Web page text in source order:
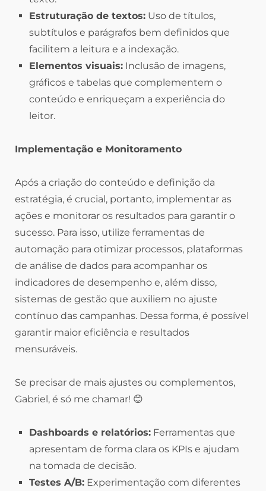
Estruturação de textos: Uso de títulos,
subtítulos e parágrafos bem definidos que
facilitem a leitura e a indexação.
Elementos visuais: Inclusão de imagens,
gráficos e tabelas que complementem o
conteúdo e enriqueçam a experiência do
leitor.
Implementação e Monitoramento
Após a criação do conteúdo e definição da
estratégia, é crucial, portanto, implementar as
ações e monitorar os resultados para garantir o
sucesso. Para isso, utilize ferramentas de
automação para otimizar processos, plataformas
de análise de dados para acompanhar os
indicadores de desempenho e, além disso,
sistemas de gestão que auxiliem no ajuste
contínuo das campanhas. Dessa forma, é possível
garantir maior eficiência e resultados
mensuráveis.
Se precisar de mais ajustes ou complementos,
Gabriel, é só me chamar! 😊
Dashboards e relatórios: Ferramentas que
apresentam de forma clara os KPIs e ajudam
na tomada de decisão.
Testes A/B: Experimentação com diferentes